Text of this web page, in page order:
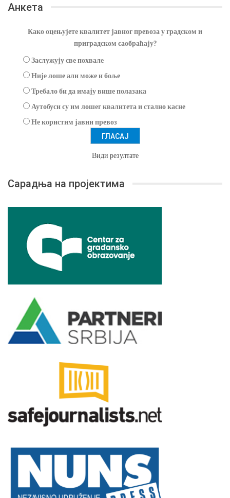
Анкета
Како оцењујете квалитет јавног превоза у градском и
приградском саобраћају?
Заслужују све похвале
Није лоше али може и боље
Требало би да имају више полазака
Аутобуси су им лошег квалитета и стално касне
Не користим јавни превоз
Види резултате
Сарадња на пројектима